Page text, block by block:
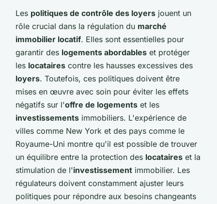
Les politiques de contrôle des loyers jouent un
rôle crucial dans la régulation du marché
immobilier locatif. Elles sont essentielles pour
garantir des logements abordables et protéger
les locataires contre les hausses excessives des
loyers. Toutefois, ces politiques doivent être
mises en œuvre avec soin pour éviter les effets
négatifs sur l'offre de logements et les
investissements immobiliers. L'expérience de
villes comme New York et des pays comme le
Royaume-Uni montre qu'il est possible de trouver
un équilibre entre la protection des locataires et la
stimulation de l'investissement immobilier. Les
régulateurs doivent constamment ajuster leurs
politiques pour répondre aux besoins changeants